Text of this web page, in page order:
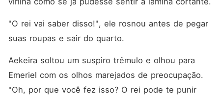
"O rei vai saber disso!", ele rosnou antes de pegar
suas roupas e sair do quarto.
Aekeira soltou um suspiro trêmulo e olhou para
Emeriel com os olhos marejados de preocupação.
"Oh, por que você fez isso? O rei pode te punir